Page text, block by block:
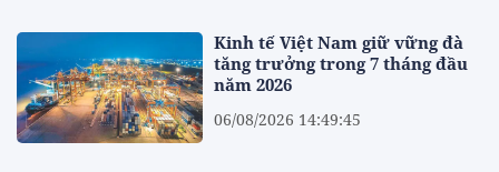
Kinh tế Việt Nam giữ vững đà
tăng trưởng trong 7 tháng đầu
năm 2026
06/08/2026 14:49:45